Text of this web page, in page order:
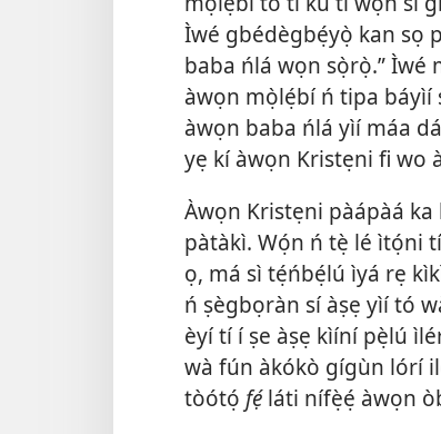
Ìwé gbédègbẹ́yọ̀ kan sọ
baba ńlá wọn sọ̀rọ̀.” Ìwé
àwọn mọ̀lẹ́bí ń tipa báyìí
àwọn baba ńlá yìí máa
yẹ kí àwọn Kristẹni fi wo
Àwọn Kristẹni pàápàá
pàtàkì. Wọ́n ń tẹ̀ lé ìtọ́ni
ọ, má sì tẹ́ńbẹ́lú ìyá rẹ
ń ṣègbọràn sí àṣẹ yìí tó
èyí tí í ṣe àṣẹ kìíní pẹ̀lú
wà fún àkókò gígùn lórí
tòótọ́ fẹ́láti nífẹ̀ẹ́ àwọn